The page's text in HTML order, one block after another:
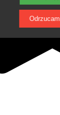
Odrzucam